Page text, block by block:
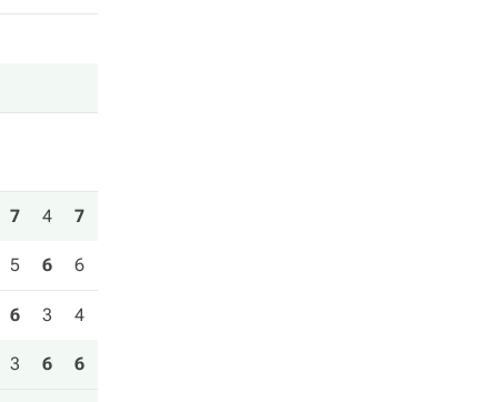
7 4 7
5 6 6
6 3 4
3 6 6